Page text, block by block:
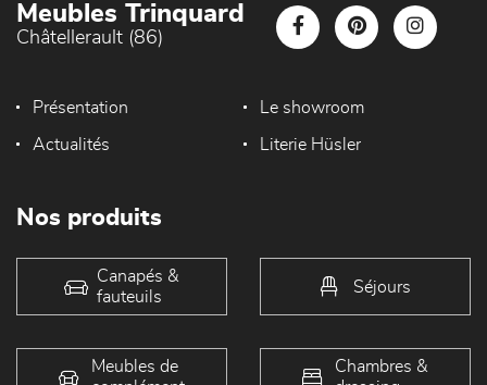
Meubles Trinquard
Châtellerault (86)
Présentation Le showroom
Actualités Literie Hüsler
Nos produits
Canapés &
fauteuils
Séjours
Meubles de
Chambres &